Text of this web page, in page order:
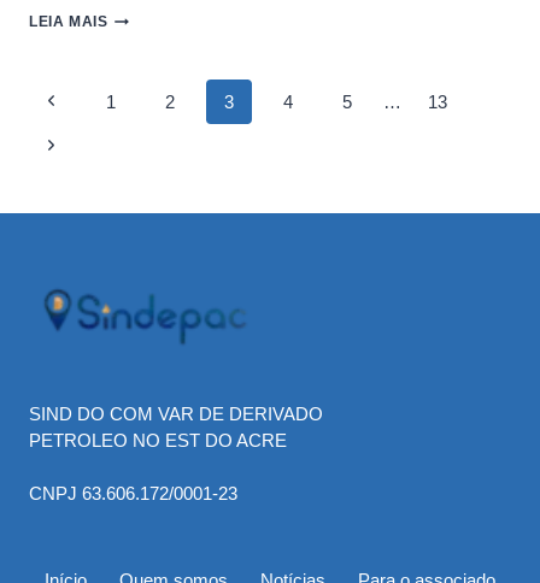
LEIA MAIS COMBUSTÍVEIS:
DISTRIBUIDORAS
A
LUCRO
Page
navigation
Previous
Page
1 2 3 4 5 … 13
Next
SIND DO COM VAR DE DERIVADO
PETROLEO NO EST DO ACRE
CNPJ 63.606.172/0001-23